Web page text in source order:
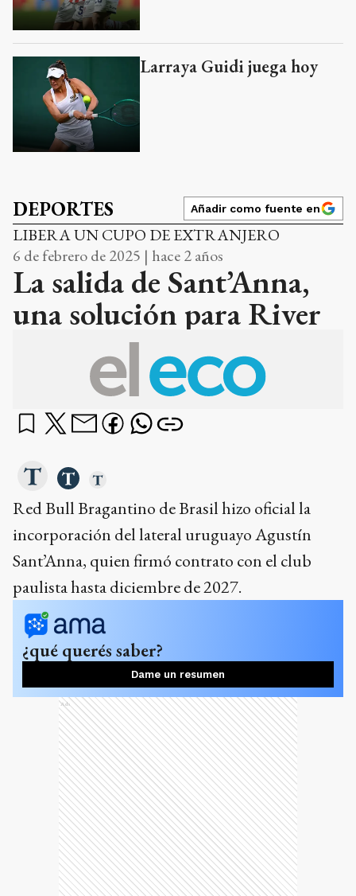
Larraya Guidi juega hoy
DEPORTES Añadir como fuente en
LIBERA UN CUPO DE EXTRANJERO
6 de febrero de 2025 | hace 2 años
La salida de Sant’Anna,
una solución para River
Red Bull Bragantino de Brasil hizo oficial la
incorporación del lateral uruguayo Agustín
Sant’Anna, quien firmó contrato con el club
paulista hasta diciembre de 2027.
¿qué querés saber?
Dame un resumen
Ads